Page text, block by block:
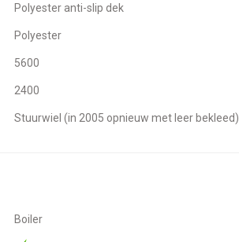
Polyester anti-slip dek
Polyester
5600
2400
Stuurwiel (in 2005 opnieuw met leer bekleed).
Boiler